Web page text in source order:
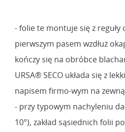
- folie te montuje się z reguły
pierwszym pasem wzdłuż
kończy się na obróbce
URSA® SECO układa się z
napisem firmo-wym na
- przy typowym nachyleniu
10°), zakład sąsiednich folii